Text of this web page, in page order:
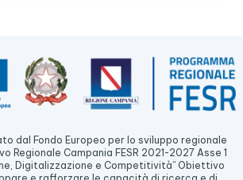
dal Fondo Europeo per lo sviluppo regionale
Regionale Campania FESR 2021-2027 Asse 1
Digitalizzazione e Competitività” Obiettivo